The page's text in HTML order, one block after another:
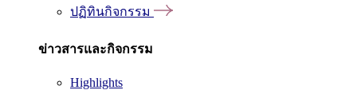
ปฏิทินกิจกรรม
ข่าวสารและกิจกรรม
Highlights